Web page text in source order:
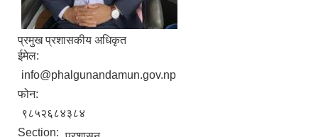
प्रमुख प्रशासकीय अधिकृत
ईमेल:
info@phalgunandamun.gov.np
फोन:
९८५२६८४३८४
Section: